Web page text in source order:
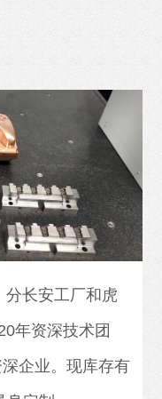
分长安工厂和虎
年资深技术团
企业。现库存有